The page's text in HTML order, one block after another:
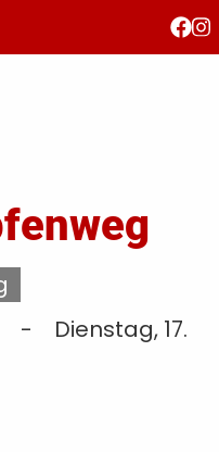
-
Dienstag, 17.